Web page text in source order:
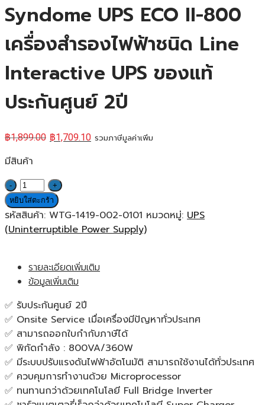
Syndome UPS ECO II-800
เครื่องสำรองไฟฟ้าชนิด Line
Interactive UPS ของแท้
ประกันศูนย์ 2ปี
฿1,899.00 ฿1,709.10 รวมภาษีมูลค่าเพิ่ม
มีสินค้า
จำนวน
Syndome
UPS
ECO
เครื่อง
สำรอง
ไฟฟ้า
ชนิด
Line
Interactive
UPS
ของ
แท้
ประกัน
หยิบใส่ตะกร้า
รหัสสินค้า: WTG-1419-002-0101 หมวดหมู่: UPS
(Uninterruptible Power Supply)
รายละเอียดเพิ่มเติม
ข้อมูลเพิ่มเติม
✅ รับประกันศูนย์ 2ปี
✅ Onsite Service เมื่อเครื่องมีปัญหาทั่วประเทศ
✅ สามารถออกใบกำกับภาษีได้
✅ พิกัดกำลัง : 800VA/360W
✅ มีระบบปรับแรงดันไฟฟ้าอัตโนมัติ สามารถใช้งานได้ทั่วประเทศ
✅ ควบคุมการทำงานด้วย Microprocessor
✅ ทนทานกว่าด้วยเทคโนโลยี Full Bridge Inverter